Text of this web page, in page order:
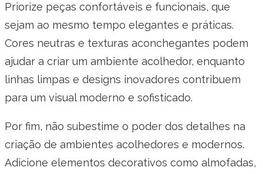
Priorize peças confortáveis e funcionais, que
sejam ao mesmo tempo elegantes e práticas.
Cores neutras e texturas aconchegantes podem
ajudar a criar um ambiente acolhedor, enquanto
linhas limpas e designs inovadores contribuem
para um visual moderno e sofisticado.
Por fim, não subestime o poder dos detalhes na
criação de ambientes acolhedores e modernos.
Adicione elementos decorativos como almofadas,